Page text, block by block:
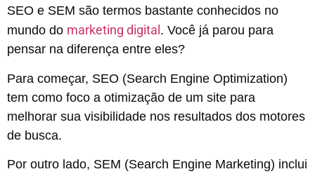
SEO e SEM são termos bastante conhecidos no
mundo do marketing digital . Você já parou para
pensar na diferença entre eles?
Para começar, SEO (Search Engine Optimization)
tem como foco a otimização de um site para
melhorar sua visibilidade nos resultados dos motores
de busca.
Por outro lado, SEM (Search Engine Marketing) inclui